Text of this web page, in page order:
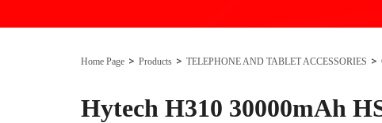
Home Page Products TELEPHONE AND TABLET ACCESSORIES
Hytech H310 30000mAh